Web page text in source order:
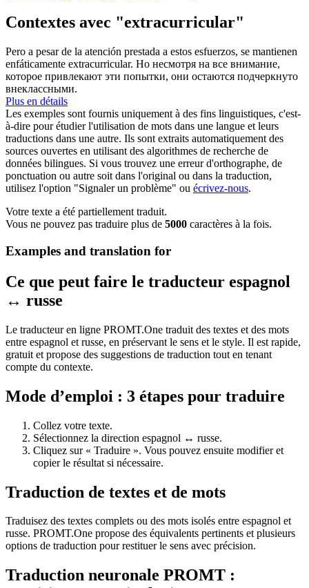
Contextes avec "extracurricular"
Pero a pesar de la atención prestada a estos esfuerzos, se mantienen
enfáticamente extracurricular. Но несмотря на все внимание,
которое привлекают эти попытки, они остаются подчеркнуто
внеклассными.
Plus en détails
Les exemples sont fournis uniquement à des fins linguistiques, c'est-
à-dire pour étudier l'utilisation de mots dans une langue et leurs
traductions dans une autre. Ils sont extraits automatiquement des
sources ouvertes en utilisant des algorithmes de recherche de
données bilingues. Si vous trouvez une erreur d'orthographe, de
ponctuation ou autre soit dans l'original ou dans la traduction,
utilisez l'option "Signaler un problème" ou écrivez-nous.
Votre texte a été partiellement traduit.
Vous ne pouvez pas traduire plus de 5000 caractères à la fois.
Examples and translation for
Ce que peut faire le traducteur espagnol
↔ russe
Le traducteur en ligne PROMT.One traduit des textes et des mots
entre espagnol et russe, en préservant le sens et le style. Il est rapide,
gratuit et propose des suggestions de traduction tout en tenant
compte du contexte.
Mode d’emploi : 3 étapes pour traduire
Collez votre texte.
Sélectionnez la direction espagnol ↔ russe.
Cliquez sur « Traduire ». Vous pouvez ensuite modifier et
copier le résultat si nécessaire.
Traduction de textes et de mots
Traduisez des textes complets ou des mots isolés entre espagnol et
russe. PROMT.One propose des équivalents pertinents et plusieurs
options de traduction pour restituer le sens avec précision.
Traduction neuronale PROMT :